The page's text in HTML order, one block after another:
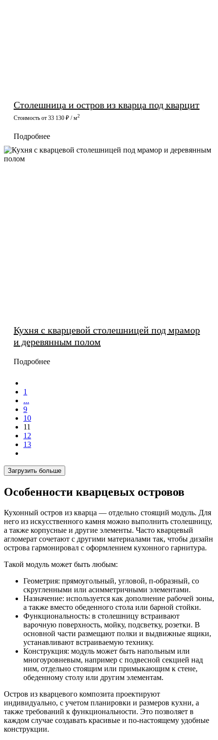
Столешница и остров из кварца под кварцит
Стоимость от 33 130 ₽ / м2
Подробнее
Кухня с кварцевой столешницей под мрамор
и деревянным полом
Подробнее
1
...
9
10
11
12
13
Загрузить больше
Особенности кварцевых островов
Кухонный остров из кварца — отдельно стоящий модуль. Для
него из искусственного камня можно выполнить столешницу,
а также корпусные и другие элементы. Часто кварцевый
агломерат сочетают с другими материалами так, чтобы дизайн
острова гармонировал с оформлением кухонного гарнитура.
Такой модуль может быть любым:
Геометрия: прямоугольный, угловой, п-образный, со
скругленными или асимметричными элементами.
Назначение: используется как дополнение рабочей зоны,
а также вместо обеденного стола или барной стойки.
Функциональность: в столешницу встраивают
варочную поверхность, мойку, подсветку, розетки. В
основной части размещают полки и выдвижные ящики,
устанавливают встраиваемую технику.
Конструкция: модуль может быть напольным или
многоуровневым, например с подвесной секцией над
ним, отдельно стоящим или примыкающим к стене,
обеденному столу или другим элементам.
Остров из кварцевого композита проектируют
индивидуально, с учетом планировки и размеров кухни, а
также требований к функциональности. Это позволяет в
каждом случае создавать красивые и по-настоящему удобные
конструкции.